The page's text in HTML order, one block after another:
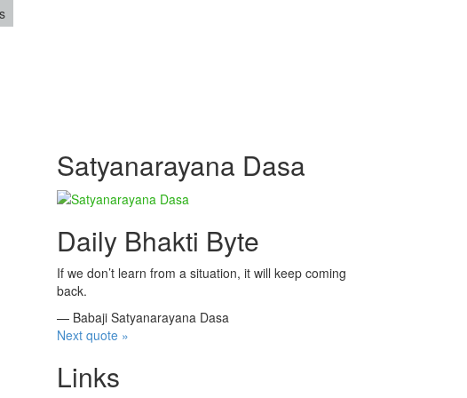
Satyanarayana Dasa
Daily Bhakti Byte
If we don’t learn from a situation, it will keep coming
back.
— Babaji Satyanarayana Dasa
Next quote »
Links